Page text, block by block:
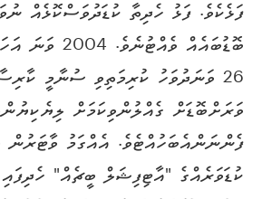
ފަޅެކެވެ. ފަޅު ހެދިތާ ކުޑަދުވަސްކޮޅެއް
ބޮޑުބައެއް
26 ވަނަދުވަހު ކުރިމަތިވި ސުނާމީ
ވަރަށްބޮޑަށް ގެއްލުންވިކަމަށް
ފެންނަންއެބަހުއްޓެވެ. އެއްގަމު ވާޓަރުން
ކުޑަވަރެއްގެ "އާޓިފިޝަލް ބީޗެއް"